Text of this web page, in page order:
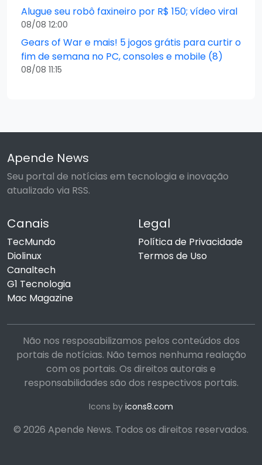
Alugue seu robô faxineiro por R$ 150; vídeo viral
08/08 12:00
Gears of War e mais! 5 jogos grátis para curtir o
fim de semana no PC, consoles e mobile (8)
08/08 11:15
Apende News
Seu portal de notícias em tecnologia e inovação
atualizado via RSS.
Canais
TecMundo
Diolinux
Canaltech
G1 Tecnologia
Mac Magazine
Legal
Política de Privacidade
Termos de Uso
Não nos resposabilizamos pelos conteúdos dos
portais de notícias. Não temos nenhuma realação
com os portais. Os direitos autorais e
responsabilidades são dos respectivos portais.
Icons by icons8.com
© 2026 Apende News. Todos os direitos reservados.